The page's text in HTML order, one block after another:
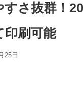
すさ抜群！
印刷可能
25日